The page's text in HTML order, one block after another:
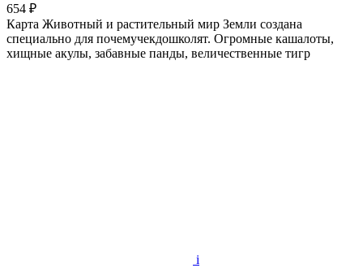
654 ₽
Карта Животный и растительный мир Земли создана
специально для почемучекдошколят. Огромные кашалоты,
хищные акулы, забавные панды, величественные тигр
i